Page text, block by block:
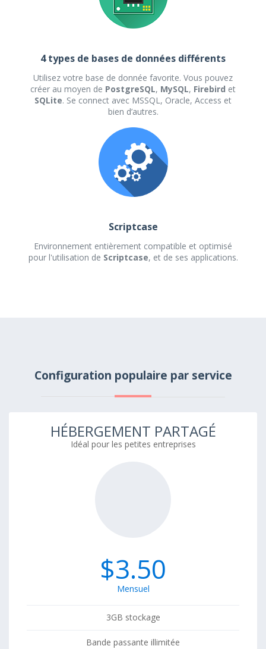
4 types de bases de données différents
Utilisez votre base de donnée favorite. Vous pouvez
créer au moyen de PostgreSQL, MySQL, Firebird et
SQLite. Se connect avec MSSQL, Oracle, Access et
bien d’autres.
Scriptcase
Environnement entièrement compatible et optimisé
pour l'utilisation de Scriptcase, et de ses applications.
Configuration populaire par service
HÉBERGEMENT PARTAGÉ
Idéal pour les petites entreprises
$3.50
Mensuel
3GB stockage
Bande passante illimitée